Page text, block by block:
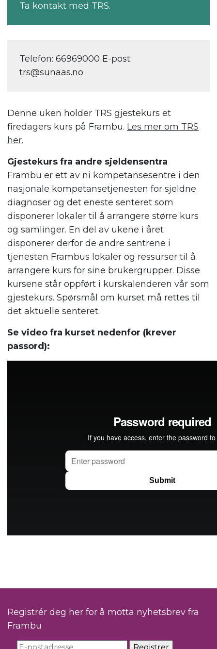
Ta kontakt med TRS.
Telefon: 66969000 E-post:
trs@sunaas.no
Denne uken holder TRS gjestekurs et
firedagers kurs på Frambu. Les mer om TRS
her.
Gjestekurs fra andre sjeldensentra
Frambu er ett av ni kompetansesentre i den
nasjonale kompetansetjenesten for sjeldne
diagnoser og det eneste senteret som
disponerer lokaler til å arrangere større kurs
og samlinger. En del av ukene i året
disponerer derfor de andre sentrene i
tjenesten Frambus lokaler og ressurser til å
arrangere kurs for sine brukergrupper. Disse
kursene står oppført i kurskalenderen vår som
gjestekurs. Spørsmål om kurset må rettes til
det aktuelle senteret.
Se video fra kurset nedenfor (krever
passord):
Registrér deg her for å motta nyhetsbrev fra
Frambu